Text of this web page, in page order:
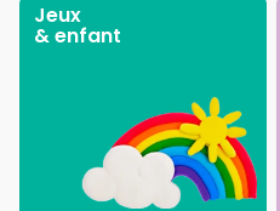
Jeux
& enfant